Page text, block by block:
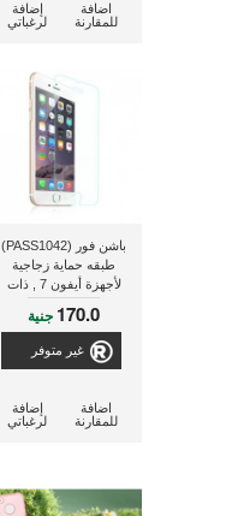
إضافة
لرغباتي
اضافة
للمقارنة
باشن فور (PASS1042)
طبقه حماية زجاجية
لأجهزة أيفون 7 , ذات
سمك 0.33 ملم
170.0 جنية
غير متوفر
إضافة
لرغباتي
اضافة
للمقارنة